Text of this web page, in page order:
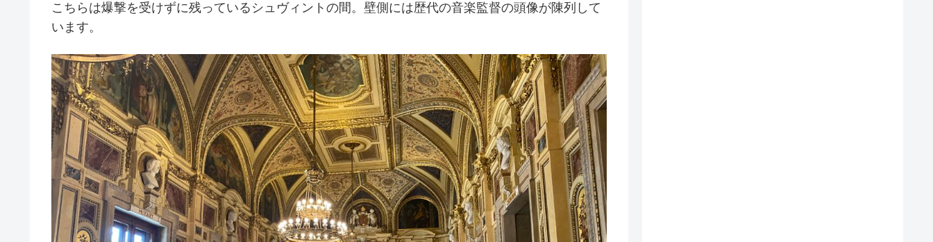
こちらは爆撃を受けずに残っているシュヴィントの間。壁側には歴代の音楽監督の頭像が陳列して
います。